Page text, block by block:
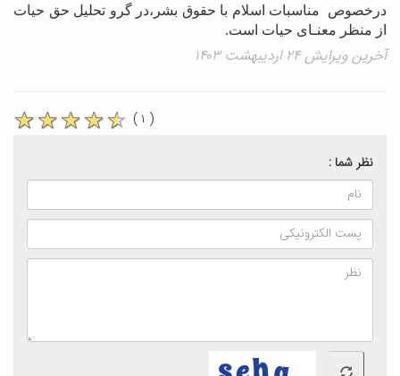
درﺧﺼﻮص ﻣﻨﺎﺳﺒﺎت اﺳﻼم ﺑﺎ ﺣﻘﻮق ﺑﺸﺮ،در ﮔﺮو ﺗﺤﻠﻴﻞ ﺣﻖ ﺣﻴﺎت
از ﻣﻨﻈﺮ ﻣﻌﻨـﺎی ﺣﻴﺎت اﺳﺖ.
آخرین ویرایش ۲۴ اردیبهشت ۱۴۰۳
( ۱ )
نظر شما :